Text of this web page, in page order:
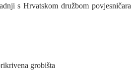
s Hrvatskom družbom povjesničara
grobišta